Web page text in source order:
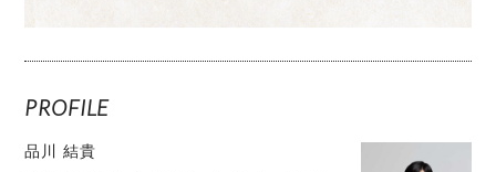
PROFILE
品川 結貴